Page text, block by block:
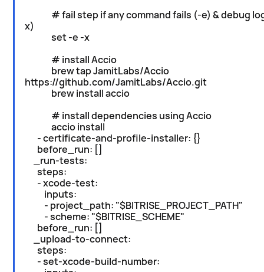
# fail step if any command fails (-e) & debug
x)
set -e -x
# install Accio
brew tap JamitLabs/Accio
https://github.com/JamitLabs/Accio.git
brew install accio
# install dependencies using Accio
accio install
- certificate-and-profile-installer: {}
before_run: []
_run-tests:
steps:
- xcode-test:
inputs:
- project_path: "$BITRISE_PROJECT_PATH"
- scheme: "$BITRISE_SCHEME"
before_run: []
_upload-to-connect:
steps:
- set-xcode-build-number: